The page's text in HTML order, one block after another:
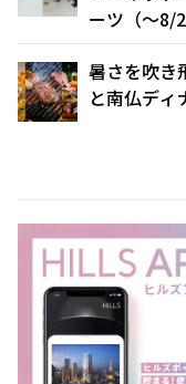
ーツ（〜8/
暑さを吹き
と南仏ディ